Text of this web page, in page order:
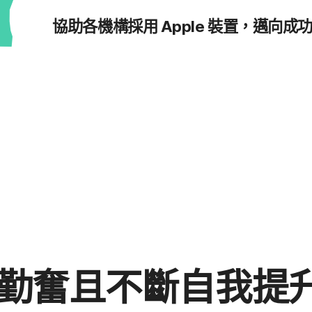
協助​各​機構​採用 Apple裝置，​邁向​成
奮且​不斷​自​我​提